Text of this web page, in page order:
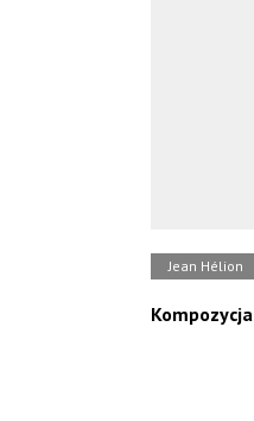
Jean Hélion
Kompozycja